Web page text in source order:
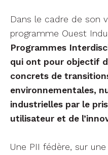
Dans le cadre de son
programme Ouest
Programmes
qui ont pour objectif
concrets de
environnementales,
industrielles par le
utilisateur et de
Une PII fédère, sur